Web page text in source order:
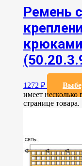
Ремень
крюками
1272 ₽
имеет
странице товара.